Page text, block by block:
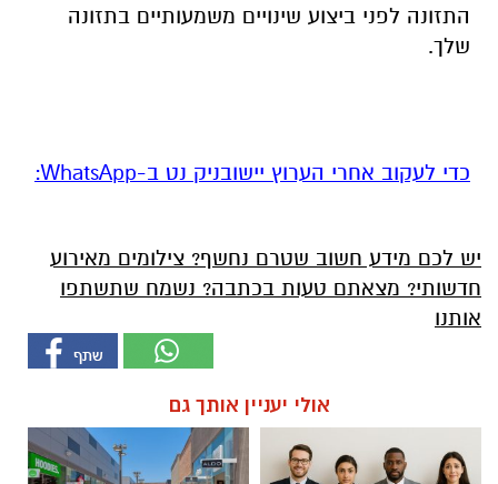
התזונה לפני ביצוע שינויים משמעותיים בתזונה
שלך.
‏כדי לעקוב אחרי הערוץ יישובניק נט ב-WhatsApp:‏‏‏
יש לכם מידע חשוב שטרם נחשף? צילומים מאירוע
חדשותי? מצאתם טעות בכתבה? נשמח שתשתפו
אותנו
אולי יעניין אותך גם